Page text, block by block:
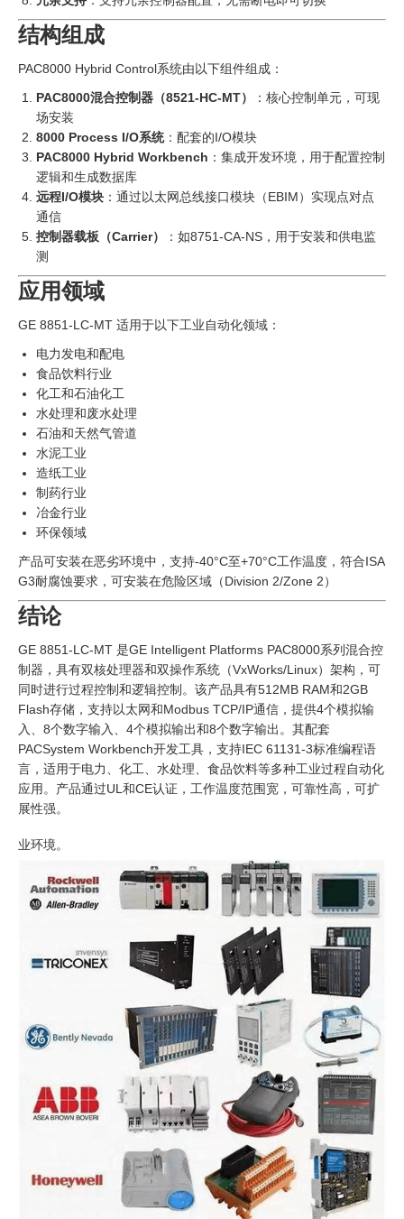
结构组成
PAC8000 Hybrid Control系统由以下组件组成：
PAC8000混合控制器（8521-HC-MT）
‍：核心控制单元，可现
场安装
8000 Process I/O系统：配套的I/O模块
PAC8000 Hybrid Workbench ：集成开发环境，用于配置控制
逻辑和生成数据库
远程I/O模块 ：通过以太网总线接口模块（EBIM）实现点对点
通信
控制器载板（Carrier）
‍：如8751-CA-NS，用于安装和供电监
测
应用领域
GE 8851-LC-MT 适用于以下工业自动化领域：
电力发电和配电
食品饮料行业
化工和石油化工
水处理和废水处理
石油和天然气管道
水泥工业
造纸工业
制药行业
冶金行业
环保领域
产品可安装在恶劣环境中，支持-40°C至+70°C工作温度，符合ISA
G3耐腐蚀要求，可安装在危险区域（Division 2/Zone 2）
结论
GE 8851-LC-MT 是GE Intelligent Platforms PAC8000系列混合控
制器，具有双核处理器和双操作系统（VxWorks/Linux）架构，可
同时进行过程控制和逻辑控制。该产品具有512MB RAM和2GB
Flash存储，支持以太网和Modbus TCP/IP通信，提供4个模拟输
入、8个数字输入、4个模拟输出和8个数字输出。其配套
PACSystem Workbench开发工具，支持IEC 61131-3标准编程语
言，适用于电力、化工、水处理、食品饮料等多种工业过程自动化
应用。产品通过UL和CE认证，工作温度范围宽，可靠性高，可扩
展性强。
业环境。